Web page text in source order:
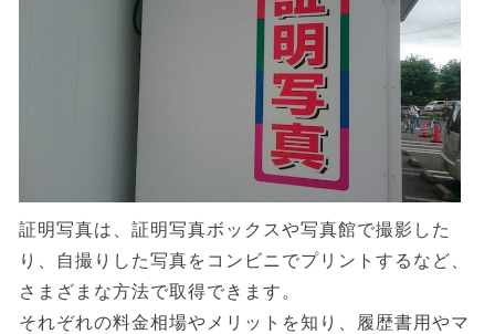
証明写真は、証明写真ボックスや写真館で撮影した
り、自撮りした写真をコンビニでプリントするなど、
さまざまな方法で取得できます。
それぞれの料金相場やメリットを知り、履歴書用やマ